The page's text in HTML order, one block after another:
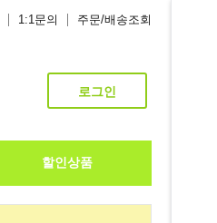
1:1문의 주문/배송조회
로그인
할인상품